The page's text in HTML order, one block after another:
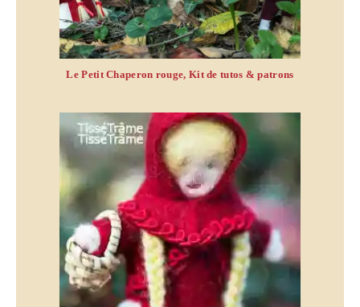
Le Petit Chaperon rouge, Kit de tutos & patrons